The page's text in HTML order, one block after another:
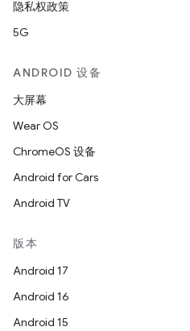
隐私权政策
5G
ANDROID 设备
大屏幕
Wear OS
ChromeOS 设备
Android for Cars
Android TV
版本
Android 17
Android 16
Android 15